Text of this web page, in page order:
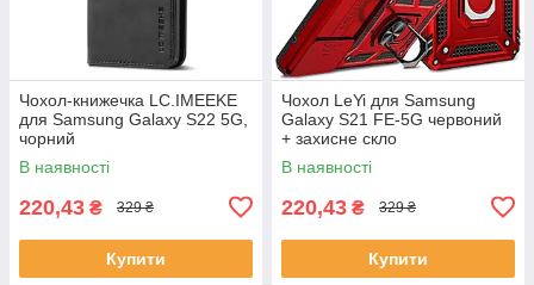
Чохол-книжечка LC.IMEEKE
для Samsung Galaxy S22 5G,
чорний
В наявності
220,43 ₴ 329 ₴
Купити
Чохол LeYi для Samsung
Galaxy S21 FE-5G червоний
+ захисне скло
В наявності
220,43 ₴ 329 ₴
Купити